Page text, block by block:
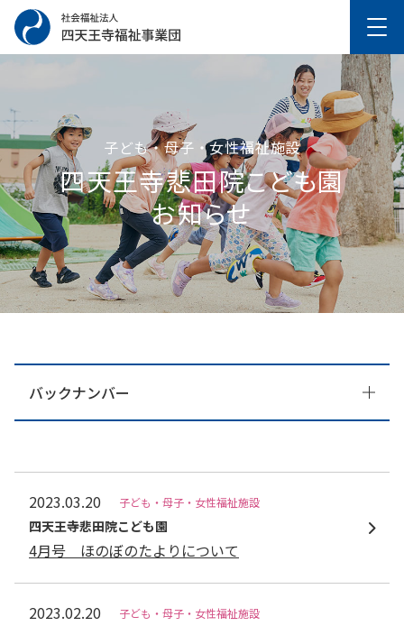
子ども・母子・女性福祉施設
四天王寺悲⽥院こども園
お知らせ
2023.03.20 子ども・母子・女性福祉施設
四天王寺悲⽥院こども園
4月号 ほのぼのたよりについて
2023.02.20 子ども・母子・女性福祉施設
バックナンバー